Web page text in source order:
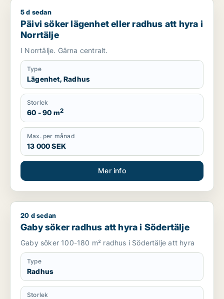
Päivi söker lägenhet eller radhus att hyra i Norrtälje
5 d sedan
Päivi söker lägenhet eller radhus att hyra i
Norrtälje
I Norrtälje. Gärna centralt.
Type
Lägenhet, Radhus
Storlek
60 - 90 m2
Max. per månad
13 000 SEK
Mer info
Gaby söker radhus att hyra i Södertälje
20 d sedan
Gaby söker radhus att hyra i Södertälje
Gaby söker 100-180 m² radhus i Södertälje att hyra
Type
Radhus
Storlek